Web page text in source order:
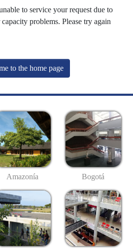
to service your request due to
problems. Please try again
to the home page
Amazonía Bogotá